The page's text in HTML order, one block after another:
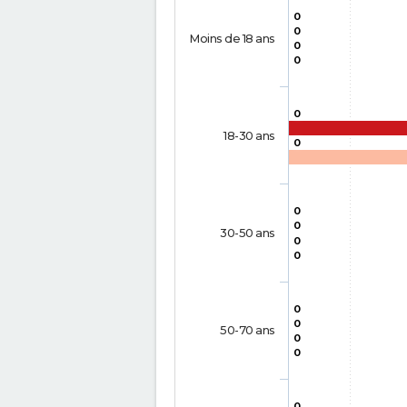
0
0
0
0
0
0
0
0
0
0
0
0
0
0
Moins de 18 ans
18-30 ans
30-50 ans
50-70 ans